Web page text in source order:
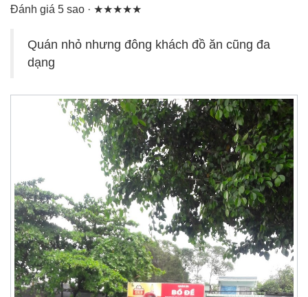
Đánh giá 5 sao · ★★★★★
Quán nhỏ nhưng đông khách đồ ăn cũng đa
dạng